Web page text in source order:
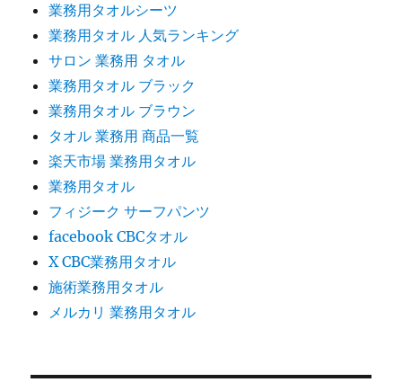
業務用タオルシーツ
業務用タオル 人気ランキング
サロン 業務用 タオル
業務用タオル ブラック
業務用タオル ブラウン
タオル 業務用 商品一覧
楽天市場 業務用タオル
業務用タオル
フィジーク サーフパンツ
facebook CBCタオル
X CBC業務用タオル
施術業務用タオル
メルカリ 業務用タオル